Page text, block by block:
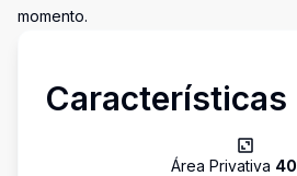
momento.
Características
Área Privativa 40